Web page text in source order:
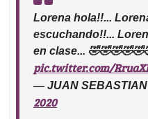
Lorena hola!!...
escuchando!!...
en clase...
pic.twitter.com/
— JUAN SEBASTIAN
2020